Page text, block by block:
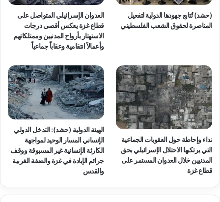
(حشد) تُتابع جهودها الدولية لتفعيل
المناصرة لحقوق الشعب الفلسطيني
العدوان الإسرائيلي المتواصل على
قطاع غزة يعكس أقصى درجات
الاستهتار بأرواح المدنيين وممتلكاتهم
وأعمالاً انتقامية وعقاباً جماعياً
نداء وإحاطة حول العقوبات الجماعية
التي يرتكبها الاحتلال الإسرائيلي بحق
المدنيين خلال العدوان المستمر على
قطاع غزة
الهيئة الدولية (حشد): التدخل الدولي
الإنساني المسار الوحيد لمواجهة
الكارثة الإنسانية غير المسبوقة ووقف
جرائم الإبادة في غزة والضفة الغربية
والقدس